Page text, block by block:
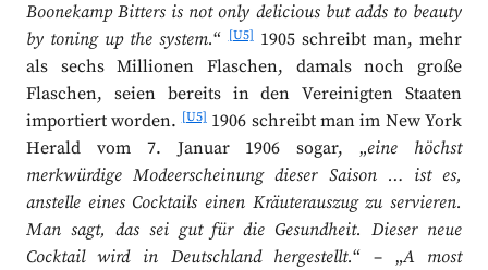
Boonekamp Bitters is not only delicious but adds to beauty
by toning up the system.“[U5]1905 schreibt man, mehr
als sechs Millionen Flaschen, damals noch große
Flaschen, seien bereits in den Vereinigten Staaten
importiert worden.[U5]1906 schreibt man im New York
Herald vom 7. Januar 1906 sogar, „eine höchst
merkwürdige Modeerscheinung dieser Saison … ist es,
anstelle eines Cocktails einen Kräuterauszug zu servieren.
Man sagt, das sei gut für die Gesundheit. Dieser neue
Cocktail wird in Deutschland hergestellt.“ – „A most